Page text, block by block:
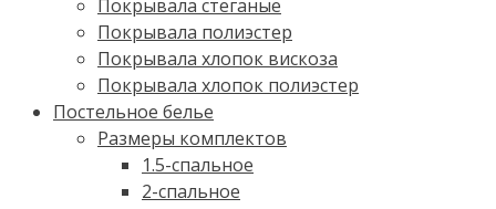
Покрывала стеганые
Покрывала полиэстер
Покрывала хлопок вискоза
Покрывала хлопок полиэстер
Постельное белье
Размеры комплектов
1.5-спальное
2-спальное